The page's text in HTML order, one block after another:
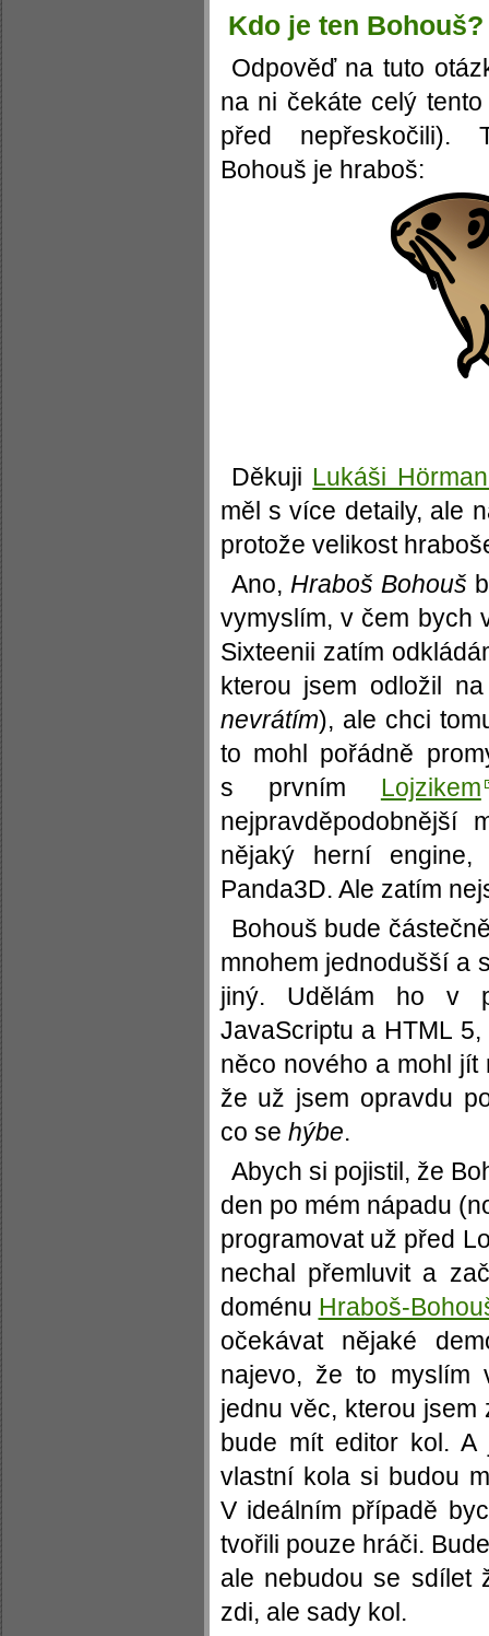
Kdo je ten Bohouš?
Odpověď na tuto
na ni čekáte celý
před nepřeskočili).
Bohouš je hraboš:
Děkuji Lukáši
měl s více detaily, ale
protože velikost
Ano, Hraboš Bohouš
vymyslím, v čem bych
Sixteenii zatím
kterou jsem odložil
nevrátím), ale chci
to mohl pořádně
s prvním Lojzikem
nějaký herní
Panda3D. Ale zatím
Bohouš bude
mnohem jednodušší a
jiný. Udělám ho v
JavaScriptu a HTML
něco nového a mohl
že už jsem opravdu
co se hýbe.
Abych si pojistil, že
den po mém nápadu
programovat už před
nechal přemluvit a
doménu Hraboš-
očekávat nějaké
najevo, že to myslím
jednu věc, kterou
bude mít editor kol. A
vlastní kola si budou
V ideálním případě
tvořili pouze hráči.
ale nebudou se sdílet
zdi, ale sady kol.